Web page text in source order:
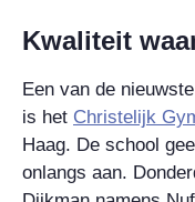
Kwaliteit
Een van de
is het Christelijk
Haag. De school
onlangs aan.